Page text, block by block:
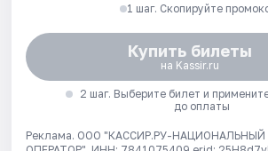
1 шаг. Скопируйте
Купить билеты
на Kassir.ru
2 шаг. Выберите билет и
до оплаты
Реклама. ООО "КАССИР.РУ-